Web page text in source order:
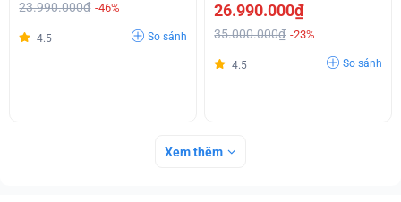
23.990.000₫ -46%
4.5 So sánh
26.990.000₫
35.000.000₫ -23%
4.5 So sánh
Xem thêm